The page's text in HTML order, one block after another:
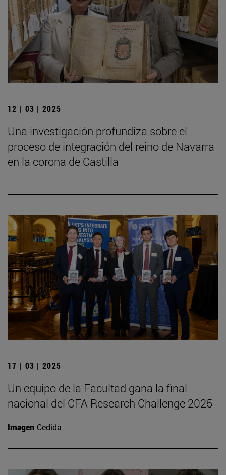
12 | 03 | 2025
Una investigación profundiza sobre el
proceso de integración del reino de Navarra
en la corona de Castilla
17 | 03 | 2025
Un equipo de la Facultad gana la final
nacional del CFA Research Challenge 2025
Imagen Cedida